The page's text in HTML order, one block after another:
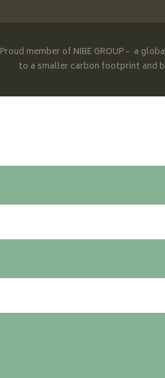
Proud member of NIBE GROUP - a
to a smaller carbon footprint and